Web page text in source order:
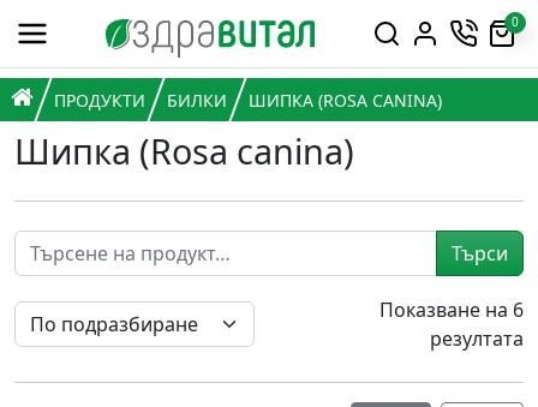
Премини към съдържанието
Горна навигация
0
Главна навигация
НАЧАЛО
ПРОДУКТИ БИЛКИ ШИПКА (ROSA CANINA)
Шипка (Rosa canina)
Показване на 6
резултата
Търси